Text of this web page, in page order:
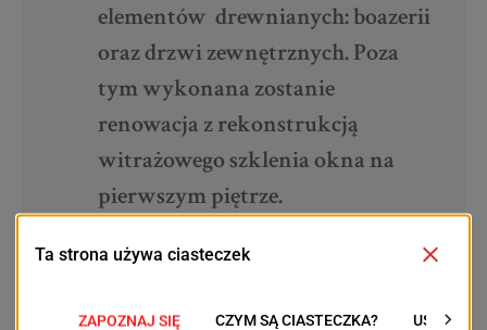
elementów drewnianych: boazerii
oraz drzwi zewnętrznych. Poza
tym wykonana zostanie
renowacja z rekonstrukcją
witrażowego szklenia okna na
pierwszym piętrze.
budynku odnowione zostaną boazeria, drzwi i listwy